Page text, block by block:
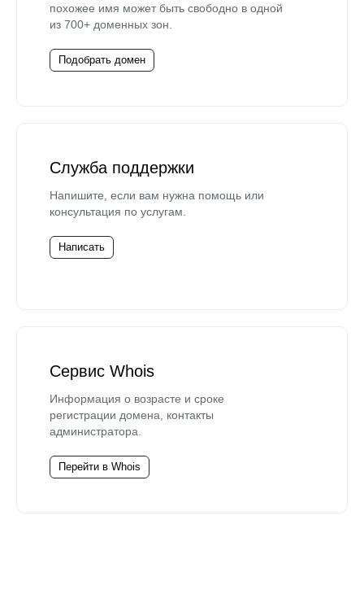
похожее имя может быть свободно в одной
из 700+ доменных зон.
Подобрать домен
Служба поддержки
Напишите, если вам нужна помощь или
консультация по услугам.
Написать
Сервис Whois
Информация о возрасте и сроке
регистрации домена, контакты
администратора.
Перейти в Whois